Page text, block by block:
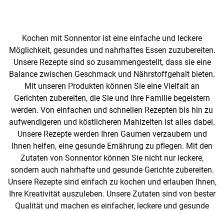
Kochen mit Sonnentor ist eine einfache und leckere
Möglichkeit, gesundes und nahrhaftes Essen zuzubereiten.
Unsere Rezepte sind so zusammengestellt, dass sie eine
Balance zwischen Geschmack und Nährstoffgehalt bieten.
Mit unseren Produkten können Sie eine Vielfalt an
Gerichten zubereiten, die Sie und Ihre Familie begeistern
werden. Von einfachen und schnellen Rezepten bis hin zu
aufwendigeren und köstlicheren Mahlzeiten ist alles dabei.
Unsere Rezepte werden Ihren Gaumen verzaubern und
Ihnen helfen, eine gesunde Ernährung zu pflegen. Mit den
Zutaten von Sonnentor können Sie nicht nur leckere,
sondern auch nahrhafte und gesunde Gerichte zubereiten.
Unsere Rezepte sind einfach zu kochen und erlauben Ihnen,
Ihre Kreativität auszuleben. Unsere Zutaten sind von bester
Qualität und machen es einfacher, leckere und gesunde